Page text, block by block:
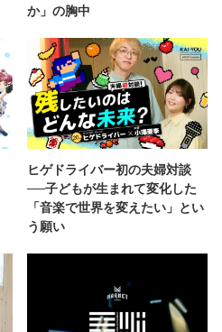
か」の胸中
ヒゲドライバー初の夫婦対談
──子どもが生まれて変化した
「音楽で世界を変えたい」とい
う願い